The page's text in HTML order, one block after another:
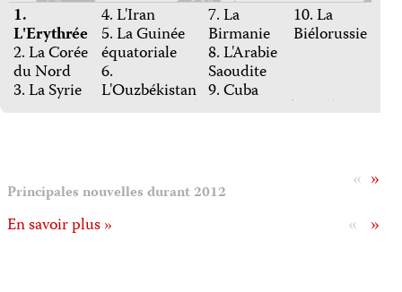
1.
L'Erythrée
2. La Corée
du Nord
3. La Syrie
4. L'Iran
5. La Guinée
équatoriale
6.
L'Ouzbékistan
7. La
Birmanie
8. L'Arabie
Saoudite
9. Cuba
10. La
Biélorussie
»
«
Principales nouvelles durant 2012
»
«
En savoir plus »